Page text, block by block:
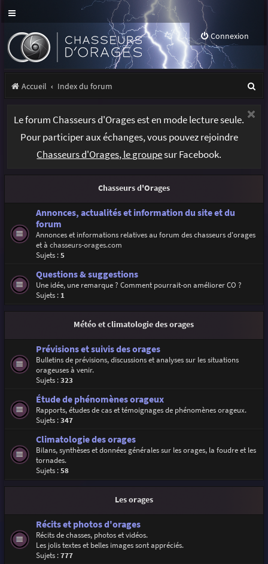
Connexion
Accueil Index du forum
r
Le forum Chasseurs d'Orages est en mode lecture seule.
Pour participer aux échanges, vous pouvez rejoindre
Chasseurs d'Orages, le groupesur Facebook.
Chasseurs d'Orages
Annonces, actualités et information du site et du
forum
Annonces et informations relatives au forum des chasseurs d'orages
et à chasseurs-orages.com
Sujets :5
Questions & suggestions
Une idée, une remarque ? Comment pourrait-on améliorer CO ?
Sujets : 1
Météo et climatologie des orages
Prévisions et suivis des orages
Bulletins de prévisions, discussions et analyses sur les situations
orageuses à venir.
Sujets :323
Étude de phénomènes orageux
Rapports, études de cas et témoignages de phénomènes orageux.
Sujets :347
Climatologie des orages
Bilans, synthèses et données générales sur les orages, la foudre et les
tornades.
Sujets :58
Les orages
Récits et photos d'orages
Récits de chasses, photos et vidéos.
Les jolis textes et belles images sont appréciés.
Sujets :777